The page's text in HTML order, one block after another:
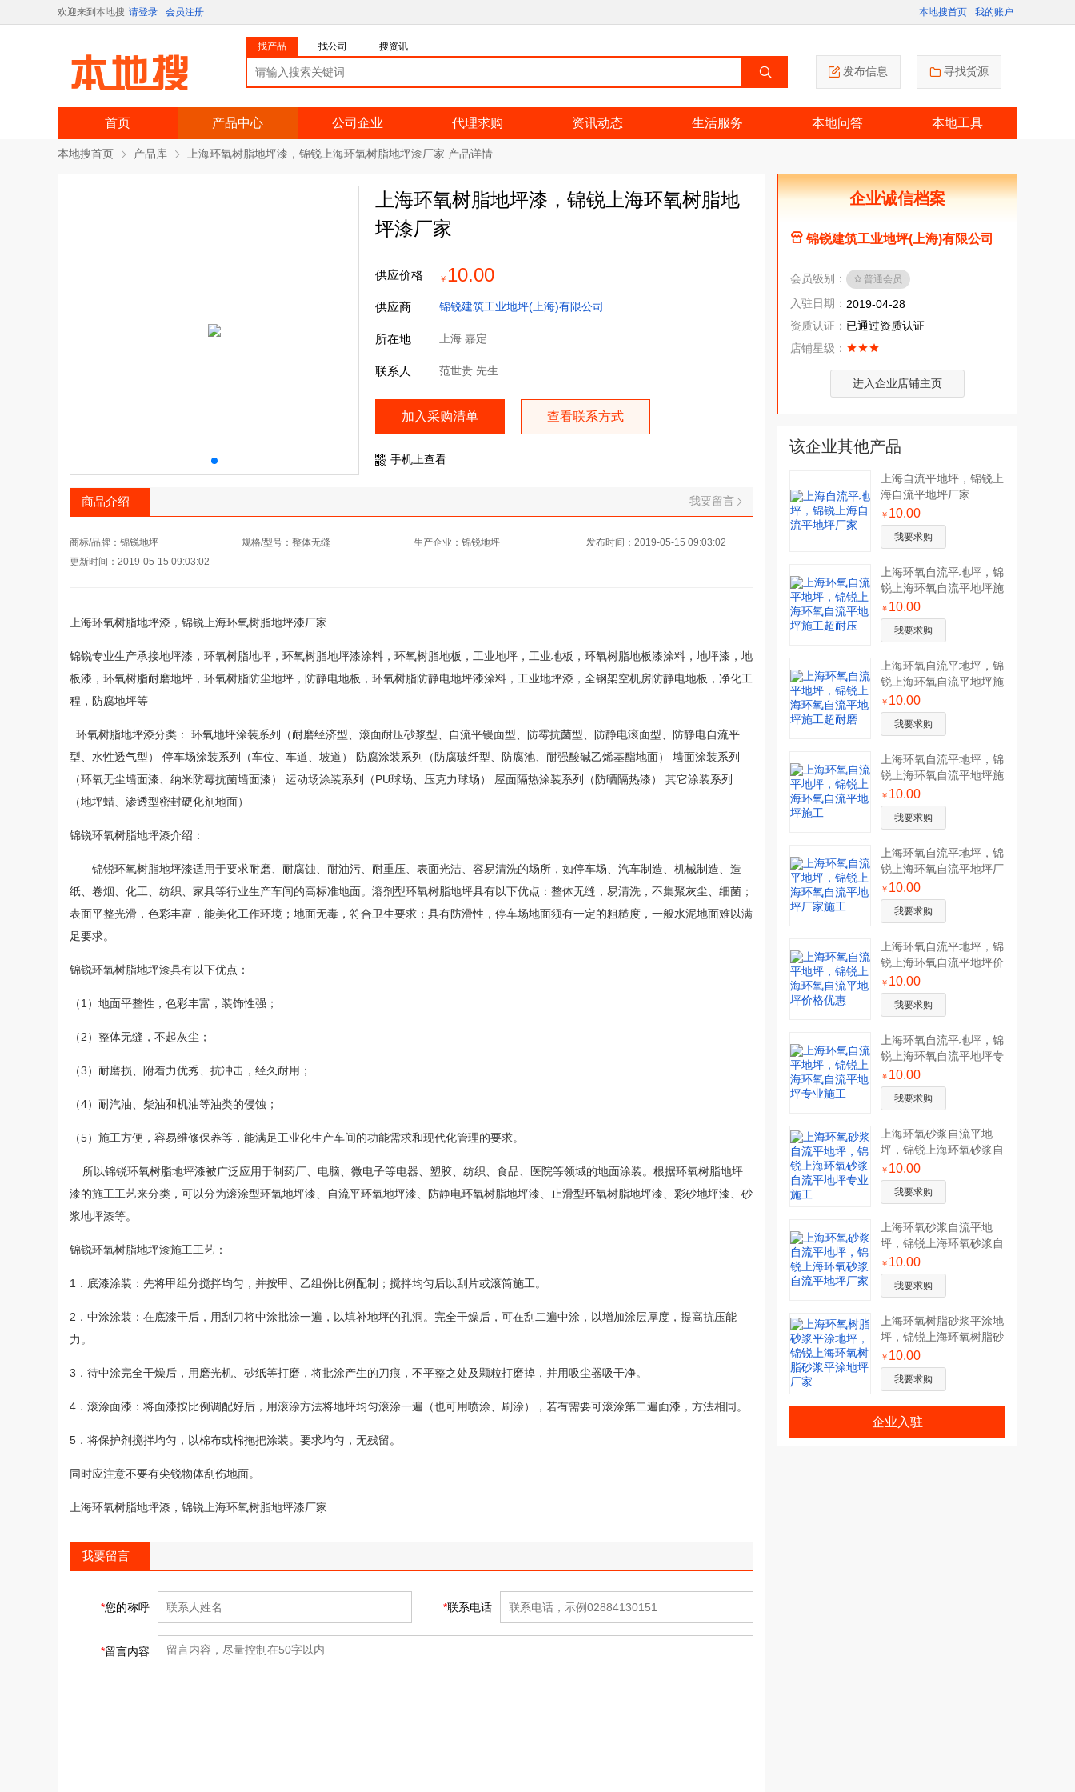
欢迎来到本地搜 请登录 会员注册 本地搜首页 我的账户
找产品 找公司 搜资讯
发布信息 寻找货源
首页 产品中心 公司企业 代理求购 资讯动态 生活服务 本地问答 本地工具
本地搜首页 产品库 上海环氧树脂地坪漆，锦锐上海环氧树脂地坪漆厂家 产品详情
上海环氧树脂地坪漆，锦锐上海环氧树脂地
坪漆厂家
供应价格 ￥ 10.00
供应商 锦锐建筑工业地坪(上海)有限公司
所在地 上海 嘉定
联系人 范世贵 先生
加入采购清单 查看联系方式
手机上查看
商品介绍 我要留言
商标/品牌：锦锐地坪 规格/型号：整体无缝 生产企业：锦锐地坪
发布时间：2019-05-15 09:03:02
更新时间：2019-05-15 09:03:02
上海环氧树脂地坪漆，锦锐上海环氧树脂地坪漆厂家
锦锐专业生产承接地坪漆，环氧树脂地坪，环氧树脂地坪漆涂料，环氧树脂地板，工业地坪，工业地板，环氧树脂地板漆涂料，地坪漆，地
板漆，环氧树脂耐磨地坪，环氧树脂防尘地坪，防静电地板，环氧树脂防静电地坪漆涂料，工业地坪漆，全钢架空机房防静电地板，净化工
程，防腐地坪等
环氧树脂地坪漆分类： 环氧地坪涂装系列（耐磨经济型、滚面耐压砂浆型、自流平镘面型、防霉抗菌型、防静电滚面型、防静电自流平
型、水性透气型） 停车场涂装系列（车位、车道、坡道） 防腐涂装系列（防腐玻纤型、防腐池、耐强酸碱乙烯基酯地面） 墙面涂装系列
（环氧无尘墙面漆、纳米防霉抗菌墙面漆） 运动场涂装系列（PU球场、压克力球场） 屋面隔热涂装系列（防晒隔热漆） 其它涂装系列
（地坪蜡、渗透型密封硬化剂地面）
锦锐环氧树脂地坪漆介绍：
锦锐环氧树脂地坪漆适用于要求耐磨、耐腐蚀、耐油污、耐重压、表面光洁、容易清洗的场所，如停车场、汽车制造、机械制造、造
纸、卷烟、化工、纺织、家具等行业生产车间的高标准地面。溶剂型环氧树脂地坪具有以下优点：整体无缝，易清洗，不集聚灰尘、细菌；
表面平整光滑，色彩丰富，能美化工作环境；地面无毒，符合卫生要求；具有防滑性，停车场地面须有一定的粗糙度，一般水泥地面难以满
足要求。
锦锐环氧树脂地坪漆具有以下优点：
（1）地面平整性，色彩丰富，装饰性强；
（2）整体无缝，不起灰尘；
（3）耐磨损、附着力优秀、抗冲击，经久耐用；
（4）耐汽油、柴油和机油等油类的侵蚀；
（5）施工方便，容易维修保养等，能满足工业化生产车间的功能需求和现代化管理的要求。
所以锦锐环氧树脂地坪漆被广泛应用于制药厂、电脑、微电子等电器、塑胶、纺织、食品、医院等领域的地面涂装。根据环氧树脂地坪
漆的施工工艺来分类，可以分为滚涂型环氧地坪漆、自流平环氧地坪漆、防静电环氧树脂地坪漆、止滑型环氧树脂地坪漆、彩砂地坪漆、砂
浆地坪漆等。
锦锐环氧树脂地坪漆施工工艺：
1．底漆涂装：先将甲组分搅拌均匀，并按甲、乙组份比例配制；搅拌均匀后以刮片或滚筒施工。
2．中涂涂装：在底漆干后，用刮刀将中涂批涂一遍，以填补地坪的孔洞。完全干燥后，可在刮二遍中涂，以增加涂层厚度，提高抗压能
力。
3．待中涂完全干燥后，用磨光机、砂纸等打磨，将批涂产生的刀痕，不平整之处及颗粒打磨掉，并用吸尘器吸干净。
4．滚涂面漆：将面漆按比例调配好后，用滚涂方法将地坪均匀滚涂一遍（也可用喷涂、刷涂），若有需要可滚涂第二遍面漆，方法相同。
5．将保护剂搅拌均匀，以棉布或棉拖把涂装。要求均匀，无残留。
同时应注意不要有尖锐物体刮伤地面。
上海环氧树脂地坪漆，锦锐上海环氧树脂地坪漆厂家
我要留言
*您的称呼 *联系电话
*留言内容
企业诚信档案
锦锐建筑工业地坪(上海)有限公司
会员级别： 普通会员
入驻日期： 2019-04-28
资质认证： 已通过资质认证
店铺星级：
进入企业店铺主页
该企业其他产品
上海自流平地坪，锦锐上
海自流平地坪厂家
￥ 10.00
我要求购
上海环氧自流平地坪，锦
锐上海环氧自流平地坪施
工超耐压
￥ 10.00
我要求购
上海环氧自流平地坪，锦
锐上海环氧自流平地坪施
工超耐磨
￥ 10.00
我要求购
上海环氧自流平地坪，锦
锐上海环氧自流平地坪施
工
￥ 10.00
我要求购
上海环氧自流平地坪，锦
锐上海环氧自流平地坪厂
家施工
￥ 10.00
我要求购
上海环氧自流平地坪，锦
锐上海环氧自流平地坪价
格优惠
￥ 10.00
我要求购
上海环氧自流平地坪，锦
锐上海环氧自流平地坪专
业施工
￥ 10.00
我要求购
上海环氧砂浆自流平地
坪，锦锐上海环氧砂浆自
流平地坪专业施工
￥ 10.00
我要求购
上海环氧砂浆自流平地
坪，锦锐上海环氧砂浆自
流平地坪厂家
￥ 10.00
我要求购
上海环氧树脂砂浆平涂地
坪，锦锐上海环氧树脂砂
浆平涂地坪厂家
￥ 10.00
我要求购
企业入驻